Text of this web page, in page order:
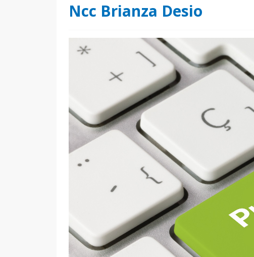
Ncc Brianza Desio